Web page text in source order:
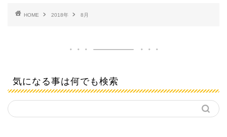
HOME 2018年 8月
気になる事は何でも検索